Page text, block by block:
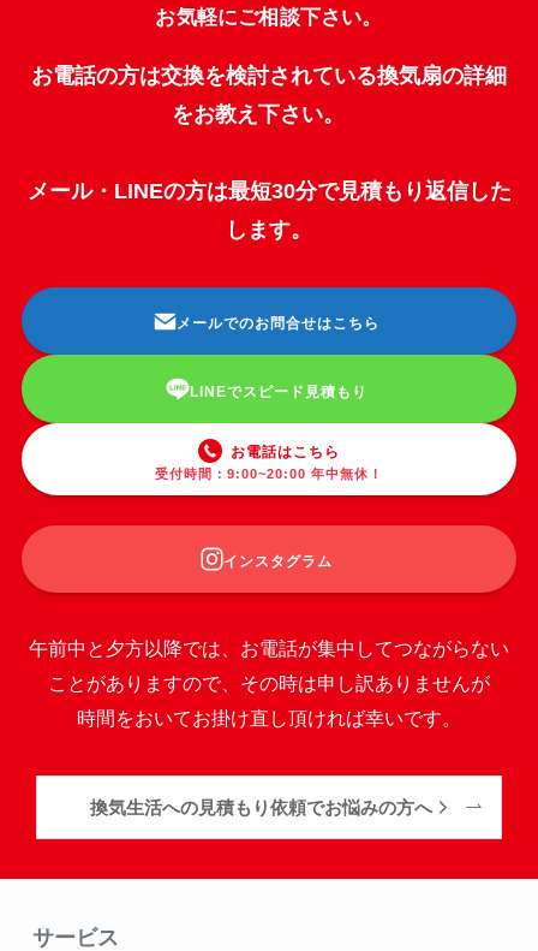
お気軽にご相談下さい。
お電話の方は交換を検討されている換気扇の詳細
をお教え下さい。
メール・LINEの方は最短30分で見積もり返信した
します。
メールでのお問合せはこちら
LINEでスピード見積もり
お電話はこちら
受付時間：9:00~20:00 年中無休！
インスタグラム
午前中と夕方以降では、お電話が集中してつながらない
ことがありますので、その時は申し訳ありませんが
時間をおいてお掛け直し頂ければ幸いです。
換気生活への見積もり依頼でお悩みの方へ
サービス